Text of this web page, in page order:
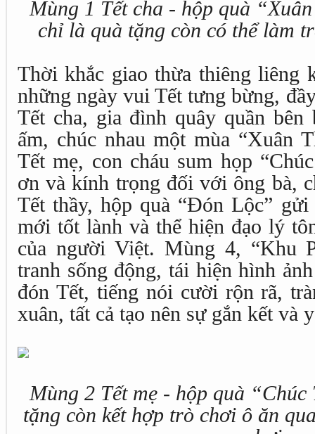
Mùng 1 Tết cha - hộp quà
chỉ là quà tặng còn có thể làm
Thời khắc giao thừa thiêng liêng
những ngày vui Tết tưng bừng,
Tết cha, gia đình quây quần bên
ấm, chúc nhau một mùa “Xuân
Tết mẹ, con cháu sum họp
ơn và kính trọng đối với ông bà,
Tết thầy, hộp quà “Đón Lộc”
mới tốt lành và thể hiện đạo lý
của người Việt. Mùng 4, “Khu
tranh sống động, tái hiện hình
đón Tết, tiếng nói cười rộn rã,
xuân, tất cả tạo nên sự gắn kết và
Mùng 2 Tết mẹ - hộp quà
tặng còn kết hợp trò chơi ô ăn